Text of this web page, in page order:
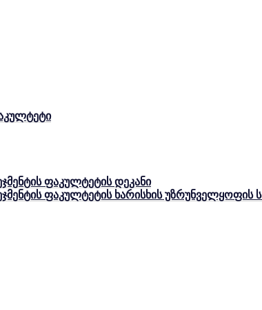
ფაკულტეტის დეკანი
ფაკულტეტის ხარისხის უზრუნველყოფის